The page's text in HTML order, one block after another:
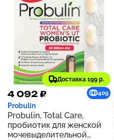
Доставка 199 р.
4 092 ₽ 409
Probulin
Probulin, Total Care,
пробиотик для женской
мочевыделительной